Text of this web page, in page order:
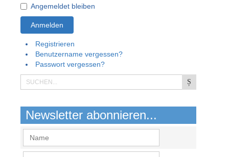
Angemeldet bleiben
Anmelden
Registrieren
Benutzername vergessen?
Passwort vergessen?
Newsletter abonnieren...